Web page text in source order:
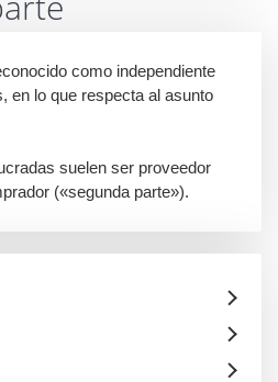
como independiente
en lo que respecta al asunto
suelen ser proveedor
(«segunda parte»).